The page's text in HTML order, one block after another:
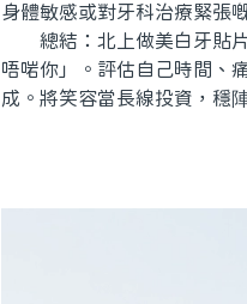
身體敏感或對牙科治療緊張
總結：北上做美白牙貼片
唔啱你」。評估自己時間、
成。將笑容當長線投資，穩